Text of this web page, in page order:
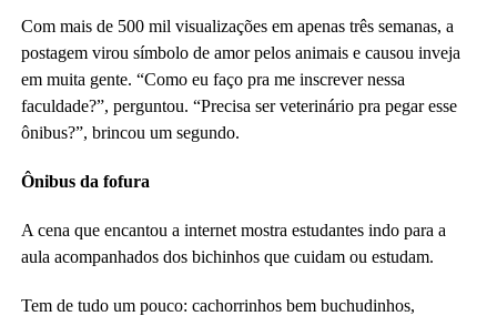
Com mais de 500 mil visualizações em apenas três semanas, a
postagem virou símbolo de amor pelos animais e causou inveja
em muita gente. “Como eu faço pra me inscrever nessa
faculdade?”, perguntou. “Precisa ser veterinário pra pegar esse
ônibus?”, brincou um segundo.
Ônibus da fofura
A cena que encantou a internet mostra estudantes indo para a
aula acompanhados dos bichinhos que cuidam ou estudam.
Tem de tudo um pouco: cachorrinhos bem buchudinhos,